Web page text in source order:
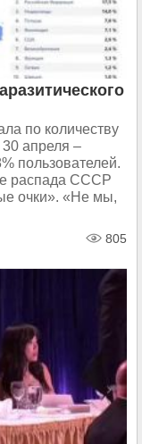
по количеству
апреля –
пользователей.
распада СССР
очки». «Не мы,
805